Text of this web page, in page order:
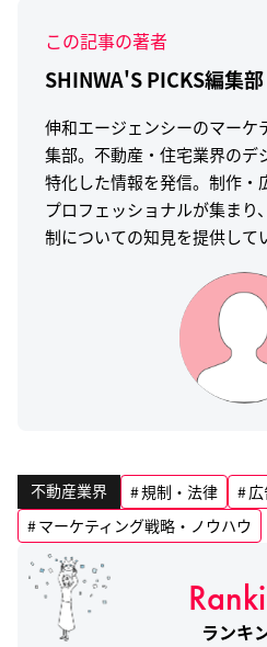
この記事の著者
SHINWA'S PICKS編集部
伸和エージェンシーのマーケ
集部。不動産・住宅業界のデ
特化した情報を発信。制作・
プロフェッショナルが集まり
制についての知見を提供して
不動産業界 規制・法律
マーケティング戦略・ノウハウ
ランキ